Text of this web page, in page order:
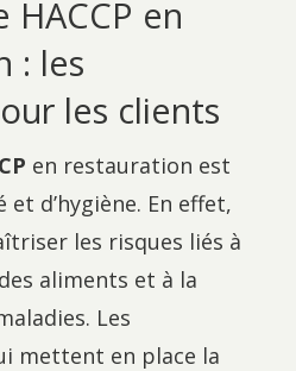
en
: les
les clients
en restauration est
d’hygiène. En effet,
les risques liés à
aliments et à la
Les
mettent en place la